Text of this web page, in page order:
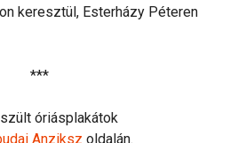
keresztül, Esterházy Péteren
***
óriásplakátok
Anziksz oldalán.